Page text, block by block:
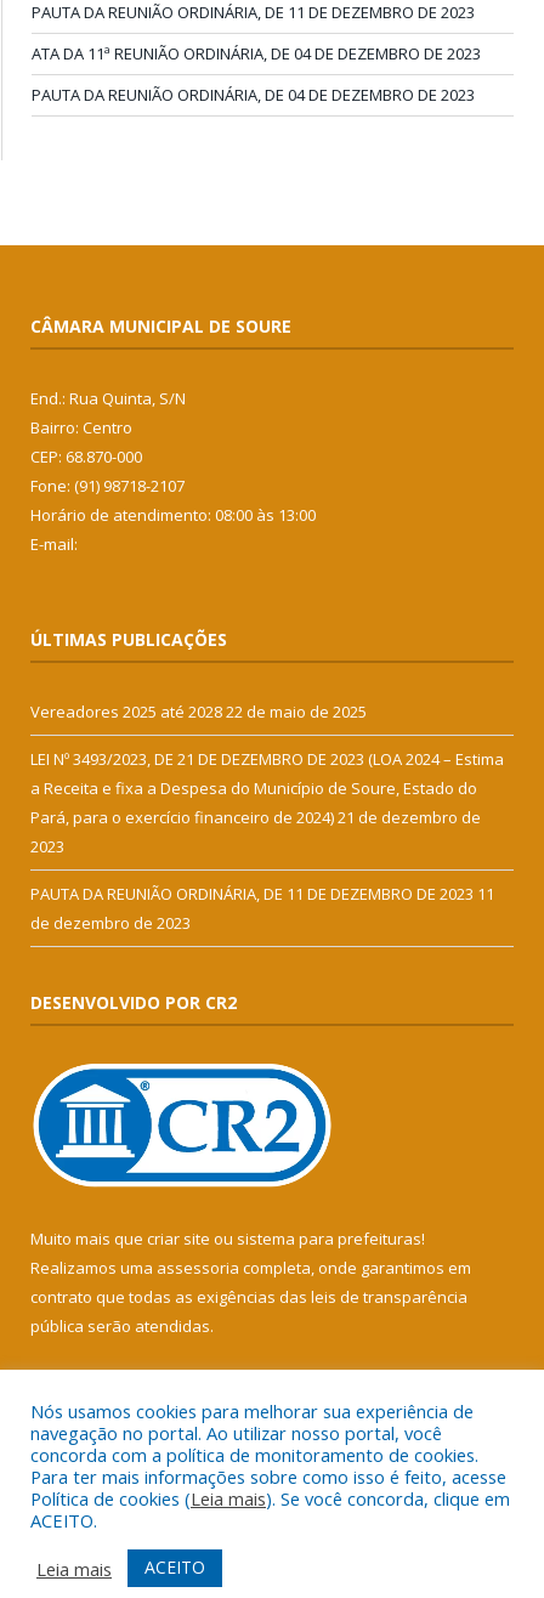
PAUTA DA REUNIÃO ORDINÁRIA, DE 11 DE DEZEMBRO DE 2023
ATA DA 11ª REUNIÃO ORDINÁRIA, DE 04 DE DEZEMBRO DE 2023
PAUTA DA REUNIÃO ORDINÁRIA, DE 04 DE DEZEMBRO DE 2023
CÂMARA MUNICIPAL DE SOURE
End.: Rua Quinta, S/N
Bairro: Centro
CEP: 68.870-000
Fone: (91) 98718-2107
Horário de atendimento: 08:00 às 13:00
E-mail:
ÚLTIMAS PUBLICAÇÕES
Vereadores 2025 até 202822 de maio de 2025
LEI Nº 3493/2023, DE 21 DE DEZEMBRO DE 2023 (LOA 2024 – Estima
a Receita e fixa a Despesa do Município de Soure, Estado do
Pará, para o exercício financeiro de 2024)21 de dezembro de
2023
PAUTA DA REUNIÃO ORDINÁRIA, DE 11 DE DEZEMBRO DE 2023 11
de dezembro de 2023
DESENVOLVIDO POR CR2
Muito mais que criar site ou sistema para prefeituras!
Realizamos uma assessoria completa, onde garantimos em
contrato que todas as exigências das leis de transparência
pública serão atendidas.
Todos os direitos reservados a Câmara Municipal de Soure.
Mapa do Site
Acessar Área Administrativa
Acessar Webmail
Nós usamos cookies para melhorar sua experiência de
navegação no portal. Ao utilizar nosso portal, você
concorda com a política de monitoramento de cookies.
Para ter mais informações sobre como isso é feito, acesse
Política de cookies (Leia mais). Se você concorda, clique em
ACEITO.
Leia mais
ACEITO